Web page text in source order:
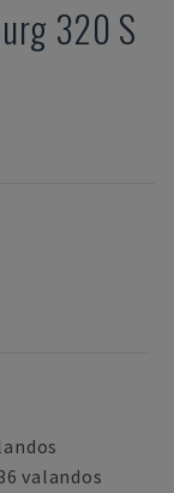
320 S
valandos